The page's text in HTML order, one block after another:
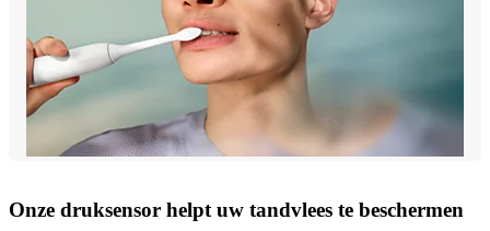
Onze druksensor helpt uw tandvlees te beschermen